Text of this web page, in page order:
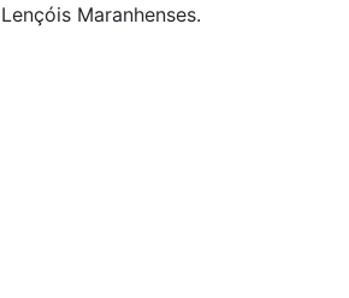
Lençóis Maranhenses.